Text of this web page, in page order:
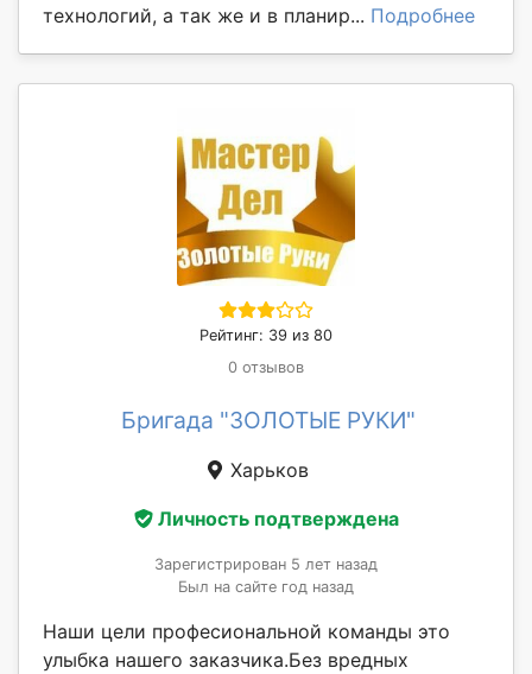
технологий, а так же и в планир... Подробнее
Рейтинг: 39 из 80
0 отзывов
Бригада "ЗОЛОТЫЕ РУКИ"
Харьков
Личность подтверждена
Зарегистрирован 5 лет назад
Был на сайте год назад
Наши цели професиональной команды это
улыбка нашего заказчика.Без вредных